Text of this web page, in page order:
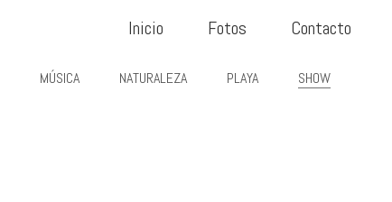
Inicio Fotos Contacto
MÚSICA NATURALEZA PLAYA SHOW